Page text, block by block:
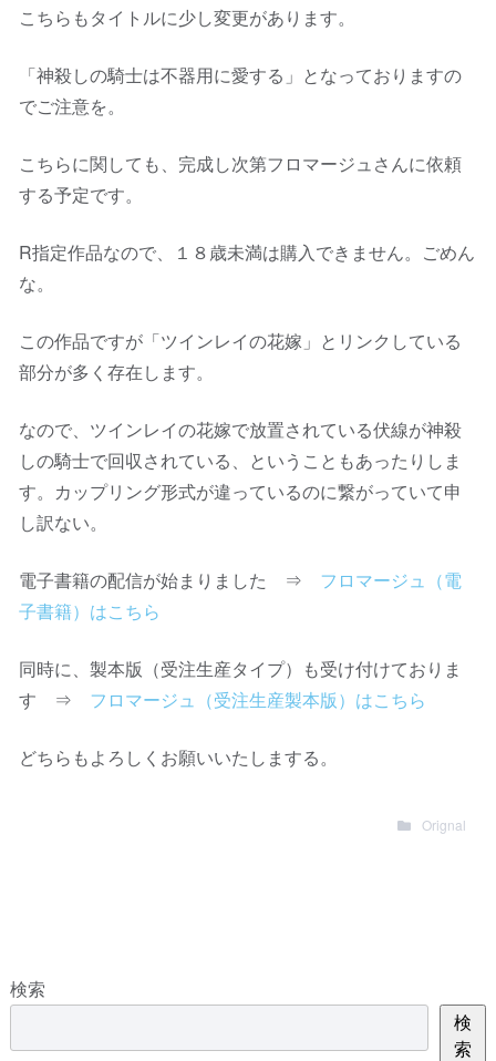
こちらもタイトルに少し変更があります。
「神殺しの騎士は不器用に愛する」となっておりますの
でご注意を。
こちらに関しても、完成し次第フロマージュさんに依頼
する予定です。
R指定作品なので、１８歳未満は購入できません。ごめん
な。
この作品ですが「ツインレイの花嫁」とリンクしている
部分が多く存在します。
なので、ツインレイの花嫁で放置されている伏線が神殺
しの騎士で回収されている、ということもあったりしま
す。カップリング形式が違っているのに繋がっていて申
し訳ない。
電子書籍の配信が始まりました ⇒ フロマージュ（電
子書籍）はこちら
同時に、製本版（受注生産タイプ）も受け付けておりま
す ⇒ フロマージュ（受注生産製本版）はこちら
どちらもよろしくお願いいたしまする。
Orignal
検索
検
索